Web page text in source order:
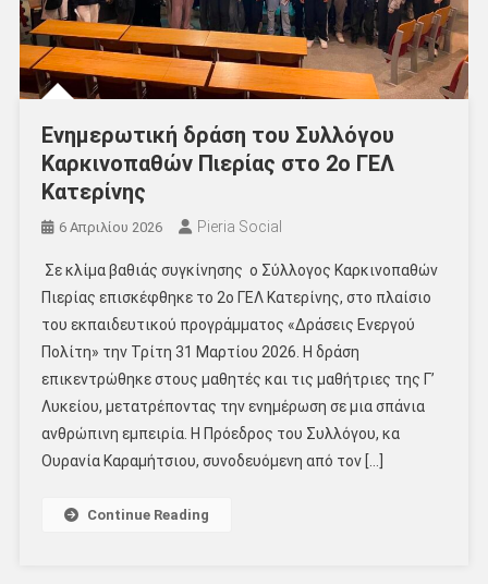
Ενημερωτική δράση του Συλλόγου
Καρκινοπαθών Πιερίας στο 2ο ΓΕΛ
Κατερίνης
6 Απριλίου 2026 Pieria Social
Σε κλίμα βαθιάς συγκίνησης ο Σύλλογος Καρκινοπαθών
Πιερίας επισκέφθηκε το 2ο ΓΕΛ Κατερίνης, στο πλαίσιο
του εκπαιδευτικού προγράμματος «Δράσεις Ενεργού
Πολίτη» την Τρίτη 31 Μαρτίου 2026. Η δράση
επικεντρώθηκε στους μαθητές και τις μαθήτριες της Γ’
Λυκείου, μετατρέποντας την ενημέρωση σε μια σπάνια
ανθρώπινη εμπειρία. Η Πρόεδρος του Συλλόγου, κα
Ουρανία Καραμήτσιου, συνοδευόμενη από τον […]
Continue Reading